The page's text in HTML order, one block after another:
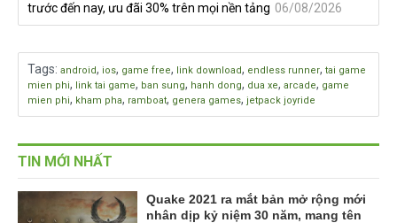
trước đến nay, ưu đãi 30% trên mọi nền tảng 06/08/2026
Tags: android, ios, game free, link download, endless runner, tai game
mien phi, link tai game, ban sung, hanh dong, dua xe, arcade, game
mien phi, kham pha, ramboat, genera games, jetpack joyride
TIN MỚI NHẤT
Quake 2021 ra mắt bản mở rộng mới
nhân dịp kỷ niệm 30 năm, mang tên